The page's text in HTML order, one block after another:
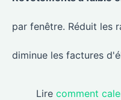
par fenêtre. Réduit les
diminue les factures
Lire comment